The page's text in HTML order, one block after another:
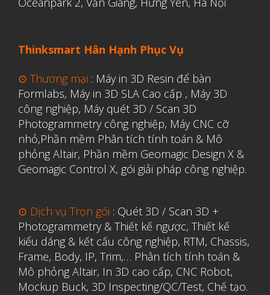
Thinksmart Hân Hạnh Phục Vụ
⊙ Thương mại : Máy in 3D Resin để bàn
Formlabs, Máy in 3D SLA Cao cấp , Máy 3D
công nghiệp, Máy quét 3D / Scan 3D
Photogrammetry công nghiệp, Máy CNC cỡ
nhỏ,Phần mềm Phân tích tính toán & Mô
phỏng Altair, Phần mềm Geomagic Design X &
Geomagic Control X, gói giải pháp công nghiệp.
⊙ Dịch vụ Trọn gói : Quét 3D / Scan 3D +
Photogrammetry & Thiết kế ngược, Thiết kế
kiểu dáng & kết cấu công nghiệp, RTM, Chassis,
Frame, Body, IP, Trim,… Phân tích tính toán &
Mô phỏng Altair, In 3D cao cấp, CNC Robot,
Mockup Buck, 3D Inspecting/QC/Test, Chế tạo.